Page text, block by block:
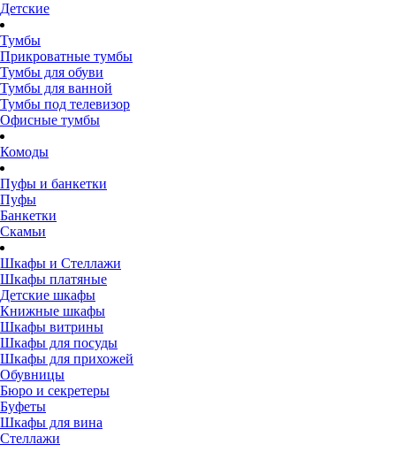
Детские
Тумбы
Прикроватные тумбы
Тумбы для обуви
Тумбы для ванной
Тумбы под телевизор
Офисные тумбы
Комоды
Пуфы и банкетки
Пуфы
Банкетки
Скамьи
Шкафы и Стеллажи
Шкафы платяные
Детские шкафы
Книжные шкафы
Шкафы витрины
Шкафы для посуды
Шкафы для прихожей
Обувницы
Бюро и секретеры
Буфеты
Шкафы для вина
Стеллажи